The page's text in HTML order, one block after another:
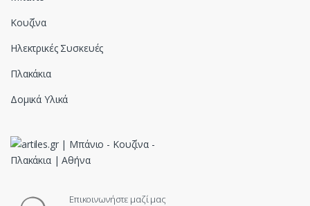
Κουζίνα
Ηλεκτρικές Συσκευές
Πλακάκια
Δομικά Υλικά
Επικοινωνήστε μαζί μας